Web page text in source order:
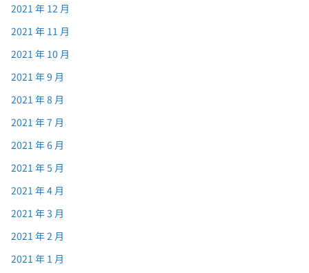
2021 年 12 月
2021 年 11 月
2021 年 10 月
2021 年 9 月
2021 年 8 月
2021 年 7 月
2021 年 6 月
2021 年 5 月
2021 年 4 月
2021 年 3 月
2021 年 2 月
2021 年 1 月